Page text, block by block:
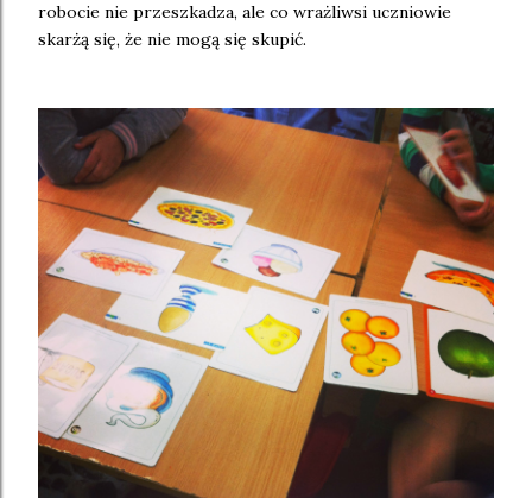
robocie nie przeszkadza, ale co wrażliwsi uczniowie
skarżą się, że nie mogą się skupić.